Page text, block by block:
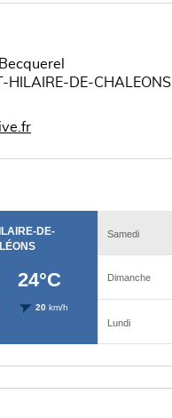
HILAIRE-DE-CHALEONS